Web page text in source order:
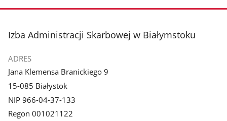
stopka
Izba Administracji Skarbowej w Białymstoku
ADRES
Jana Klemensa Branickiego 9
15-085 Białystok
NIP 966-04-37-133
Regon 001021122